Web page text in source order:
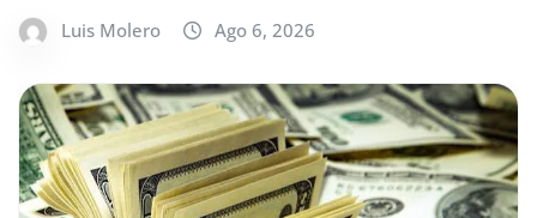
Luis Molero Ago 6, 2026